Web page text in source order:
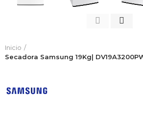
Inicio
Secadora Samsung 19Kg|